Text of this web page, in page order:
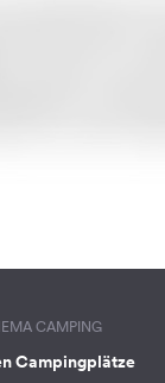
CAMPING
Campingplätze